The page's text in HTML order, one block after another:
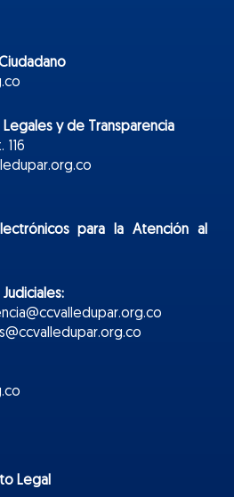
y de Transparencia
ónicospara la Atención al
Legal